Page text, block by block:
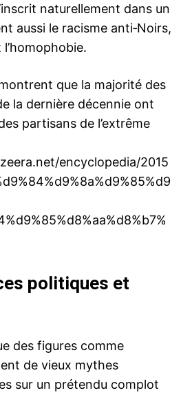
naturellement dans un
aussi le racisme anti‑Noirs,
que la majorité des
la dernière décennie ont
partisans de l’extrême
encyclopedia/2015
politiques et
des figures comme
de vieux mythes
sur un prétendu complot